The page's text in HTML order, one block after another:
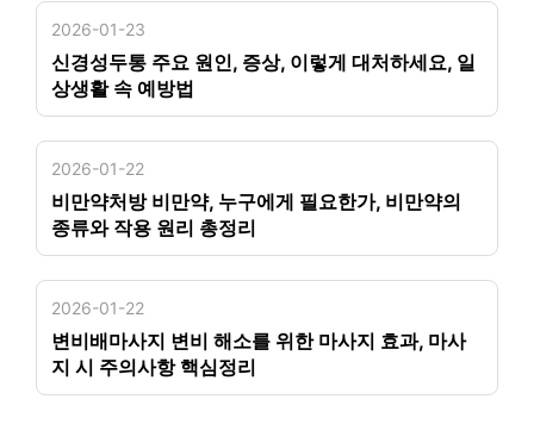
2026-01-23
신경성두통 주요 원인, 증상, 이렇게 대처하세요, 일
상생활 속 예방법
2026-01-22
비만약처방 비만약, 누구에게 필요한가, 비만약의
종류와 작용 원리 총정리
2026-01-22
변비배마사지 변비 해소를 위한 마사지 효과, 마사
지 시 주의사항 핵심정리